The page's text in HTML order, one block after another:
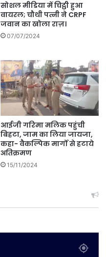
सोशल मीडिया में चिट्ठी हुआ
वायरल; चौथी पत्नी ने CRPF
जवान का खोला राज़।
07/07/2024
आईजी गरिमा मलिक पहुंची
बिहटा, जाम का लिया जायजा,
कहा- वैकल्पिक मार्गों से हटाये
अतिक्रमण
15/11/2024